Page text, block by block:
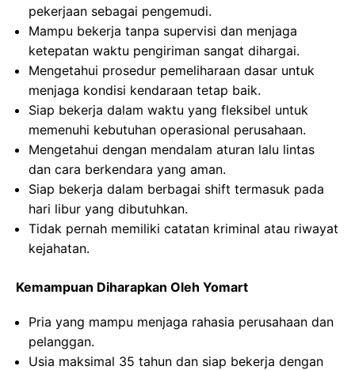
pekerjaan sebagai pengemudi.
Mampu bekerja tanpa supervisi dan menjaga
ketepatan waktu pengiriman sangat dihargai.
Mengetahui prosedur pemeliharaan dasar untuk
menjaga kondisi kendaraan tetap baik.
Siap bekerja dalam waktu yang fleksibel untuk
memenuhi kebutuhan operasional perusahaan.
Mengetahui dengan mendalam aturan lalu lintas
dan cara berkendara yang aman.
Siap bekerja dalam berbagai shift termasuk pada
hari libur yang dibutuhkan.
Tidak pernah memiliki catatan kriminal atau riwayat
kejahatan.
Kemampuan Diharapkan Oleh Yomart
Pria yang mampu menjaga rahasia perusahaan dan
pelanggan.
Usia maksimal 35 tahun dan siap bekerja dengan